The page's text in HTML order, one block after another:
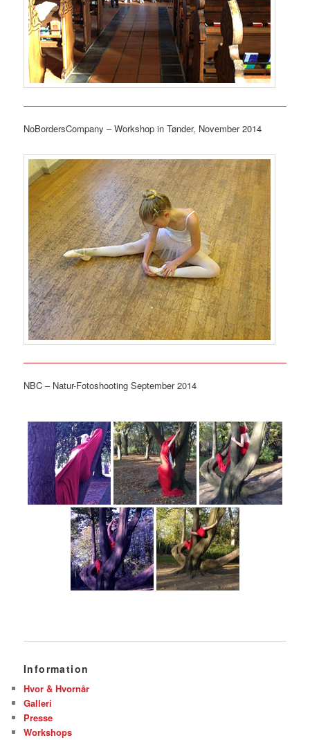
NoBordersCompany – Workshop in Tønder, November 2014
NBC – Natur-Fotoshooting September 2014
Information
Hvor & Hvornår
Galleri
Presse
Workshops